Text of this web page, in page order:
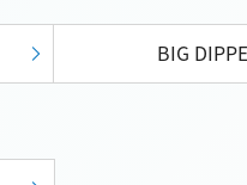
BIG